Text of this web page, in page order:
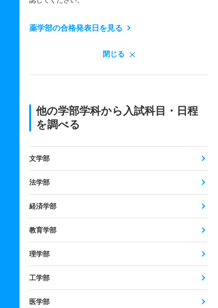
薬学部の合格発表日を見る
閉じる
他の学部学科から入試科目・日程
を調べる
文学部
法学部
経済学部
教育学部
理学部
工学部
医学部